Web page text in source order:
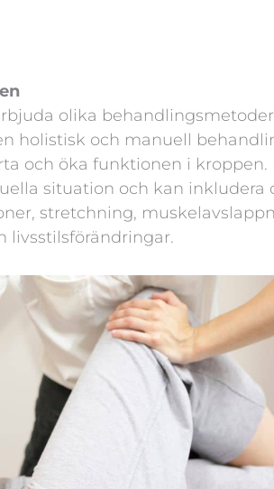
olika
holistisk och manuell
och öka funktionen i
situation och kan inkludera
stretchning,
livsstilsförändringar.